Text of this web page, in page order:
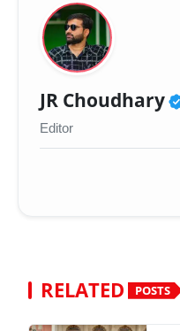
JR Choudhary
Editor
RELATED POSTS